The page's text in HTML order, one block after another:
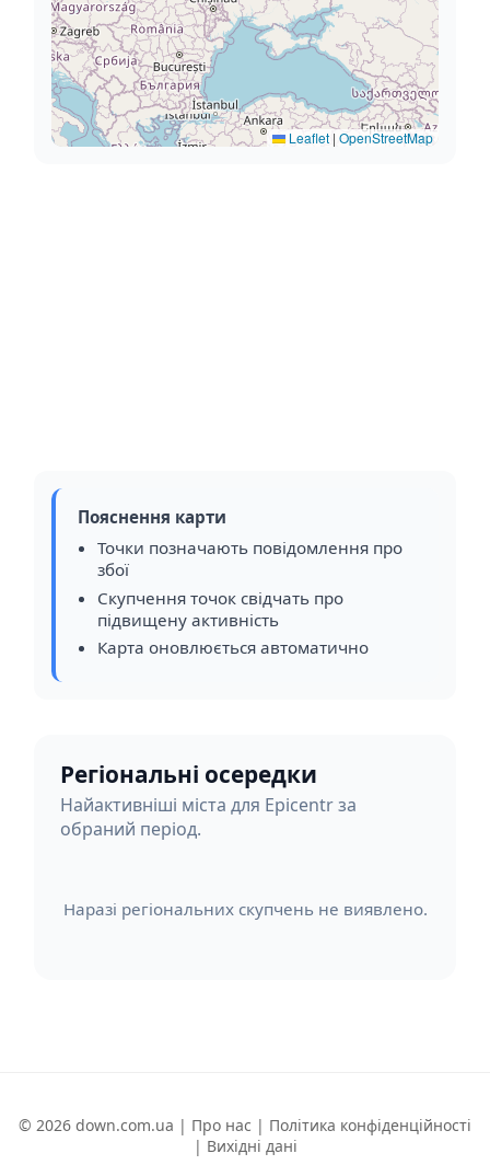
Leaflet | OpenStreetMap
Пояснення карти
Точки позначають повідомлення про
збої
Скупчення точок свідчать про
підвищену активність
Карта оновлюється автоматично
Регіональні осередки
Найактивніші міста для Epicentr за
обраний період.
Наразі регіональних скупчень не виявлено.
© 2026 down.com.ua | Про нас | Політика конфіденційності
| Вихідні дані